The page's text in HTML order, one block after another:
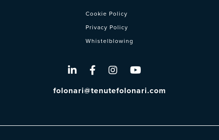
Cookie Policy
Privacy Policy
Whistelblowing
folonari@tenutefolonari.com